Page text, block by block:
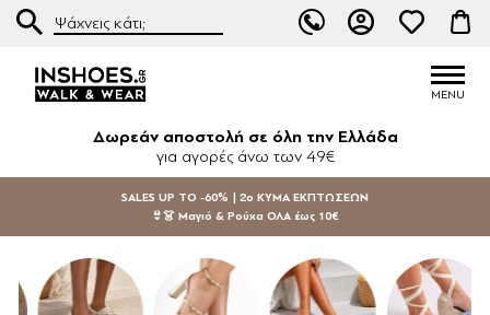
Δωρεάν αποστολή σε όλη την Ελλάδα
για αγορές άνω των 49€
SALES UP TO -60% | 2ο ΚΥΜΑ ΕΚΠΤΩΣΕΩΝ
👙👗 Μαγιό & Ρούχα ΟΛΑ έως 10€